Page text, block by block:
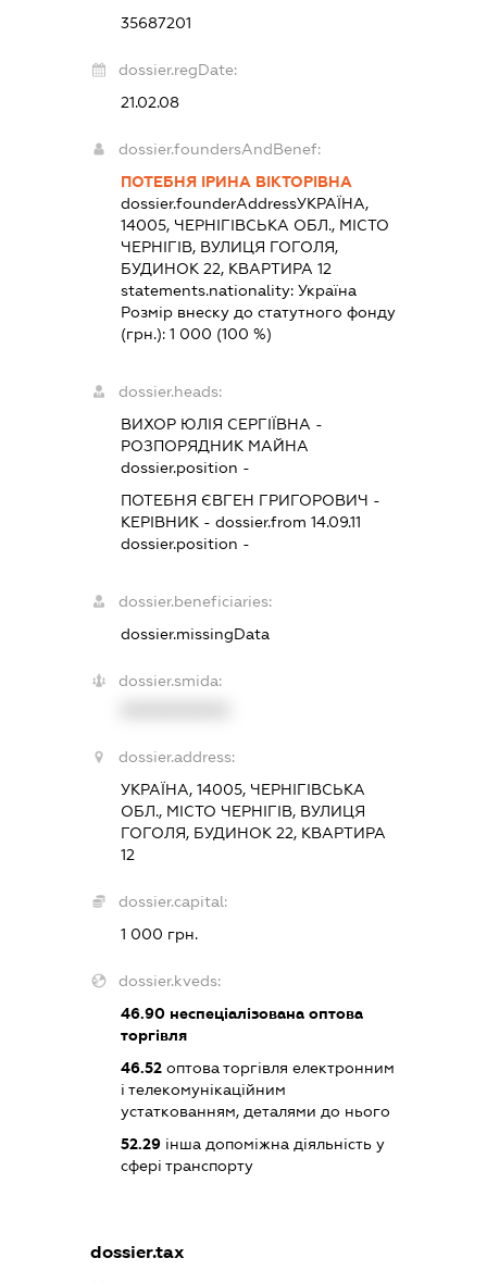
35687201
dossier.regDate:
21.02.08
dossier.foundersAndBenef:
ПОТЕБНЯ ІРИНА ВІКТОРІВНА
dossier.founderAddressУКРАЇНА,
14005, ЧЕРНІГІВСЬКА ОБЛ., МІСТО
ЧЕРНІГІВ, ВУЛИЦЯ ГОГОЛЯ,
БУДИНОК 22, КВАРТИРА 12
statements.nationality: Україна
Розмір внеску до статутного фонду
(грн.): 1 000 (100 %)
dossier.heads:
ВИХОР ЮЛІЯ СЕРГІЇВНА -
РОЗПОРЯДНИК МАЙНА
dossier.position -
ПОТЕБНЯ ЄВГЕН ГРИГОРОВИЧ -
КЕРІВНИК - dossier.from 14.09.11
dossier.position -
dossier.beneficiaries:
dossier.missingData
dossier.smida:
dossier.address:
УКРАЇНА, 14005, ЧЕРНІГІВСЬКА
ОБЛ., МІСТО ЧЕРНІГІВ, ВУЛИЦЯ
ГОГОЛЯ, БУДИНОК 22, КВАРТИРА
12
dossier.capital:
1 000 грн.
dossier.kveds:
46.90неспеціалізована оптова
торгівля
46.52оптова торгівля електронним
і телекомунікаційним
устаткованням, деталями до нього
52.29інша допоміжна діяльність у
сфері транспорту
dossier.tax